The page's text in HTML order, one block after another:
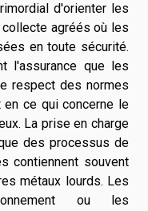
d'orienter les
agréés où les
en toute sécurité.
l'assurance que les
respect des normes
en ce qui concerne le
La prise en charge
des processus de
contiennent souvent
métaux lourds. Les
ou les